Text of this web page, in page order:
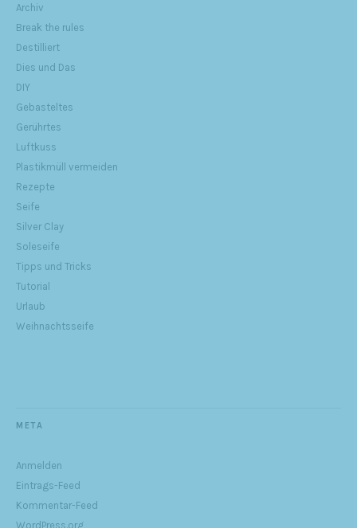
Archiv
Break the rules
Destilliert
Dies und Das
DIY
Gebasteltes
Gerührtes
Luftkuss
Plastikmüll vermeiden
Rezepte
Seife
Silver Clay
Soleseife
Tipps und Tricks
Tutorial
Urlaub
Weihnachtsseife
META
Anmelden
Eintrags-Feed
Kommentar-Feed
WordPress.org